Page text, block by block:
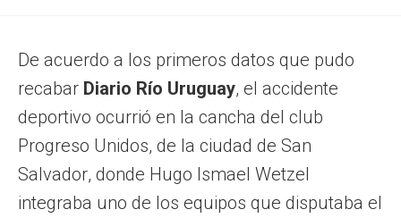
De acuerdo a los primeros datos que pudo
recabar Diario Río Uruguay, el accidente
deportivo ocurrió en la cancha del club
Progreso Unidos, de la ciudad de San
Salvador, donde Hugo Ismael Wetzel
integraba uno de los equipos que disputaba el